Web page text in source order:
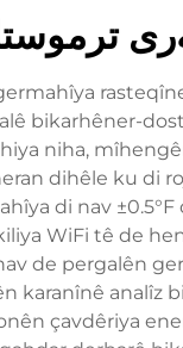
bikarhêner-
niha,
dihêle ku di
di nav
WiFi tê de
de pergalên
karanînê
çavdêriya